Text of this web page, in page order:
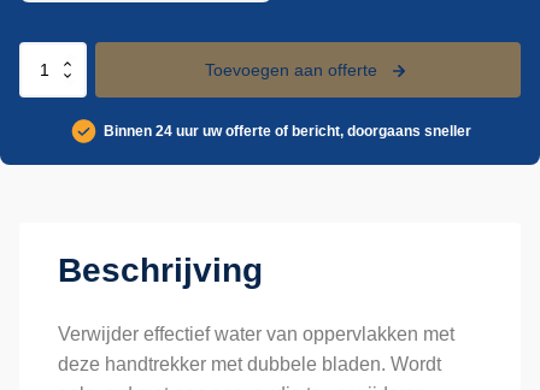
Vikan
Toevoegen aan offerte
Binnen 24 uur uw offerte of bericht, doorgaans sneller
Beschrijving
Verwijder effectief water van oppervlakken met
deze handtrekker met dubbele bladen. Wordt